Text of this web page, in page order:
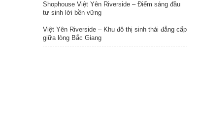
Shophouse Việt Yên Riverside – Điểm sáng đầu
tư sinh lời bền vững
Việt Yên Riverside – Khu đô thị sinh thái đẳng cấp
giữa lòng Bắc Giang